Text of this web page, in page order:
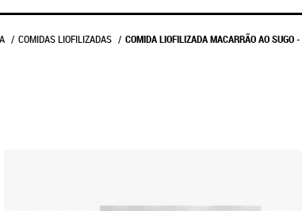
COMIDAS LIOFILIZADAS COMIDA LIOFILIZADA MACARRÃO AO SUGO